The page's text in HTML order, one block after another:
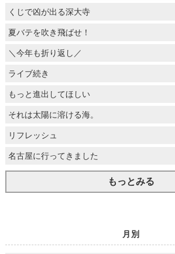
くじで凶が出る深大寺
夏バテを吹き飛ばせ！
＼今年も折り返し／
ライブ続き
もっと進出してほしい
それは太陽に溶ける海。
リフレッシュ
名古屋に行ってきました
もっとみる
月別